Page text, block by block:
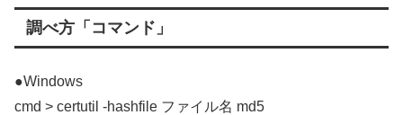
調べ方「コマンド」
●Windows
cmd > certutil -hashfile ファイル名 md5